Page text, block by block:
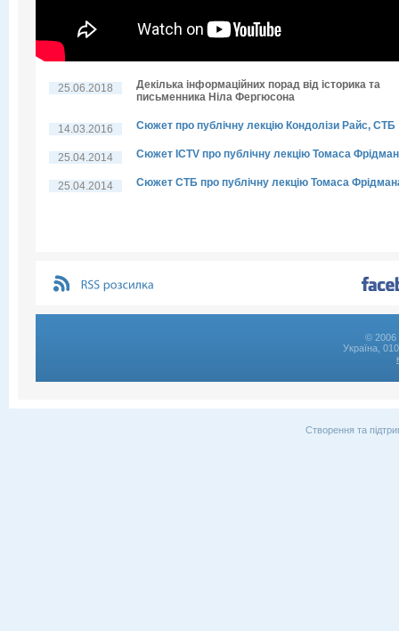
25.06.2018
Декілька інформаційних порад від історика та
письменника Ніла Фергюсона
14.03.2016 Сюжет про публічну лекцію Кондолізи Райс, СТБ
25.04.2014 Сюжет ICTV про публічну лекцію Томаса
25.04.2014 Сюжет СТБ про публічну лекцію Томаса
© 2006
Україна,
Створення та